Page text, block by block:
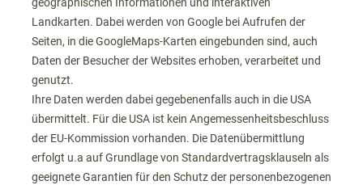
Landkarten. Dabei werden von Google bei Aufrufen der
Seiten, in die GoogleMaps-Karten eingebunden sind, auch
Daten der Besucher der Websites erhoben, verarbeitet und
genutzt.
Ihre Daten werden dabei gegebenenfalls auch in die USA
übermittelt. Für die USA ist kein Angemessenheitsbeschluss
der EU-Kommission vorhanden. Die Datenübermittlung
erfolgt u.a auf Grundlage von Standardvertragsklauseln als
geeignete Garantien für den Schutz der personenbezogenen